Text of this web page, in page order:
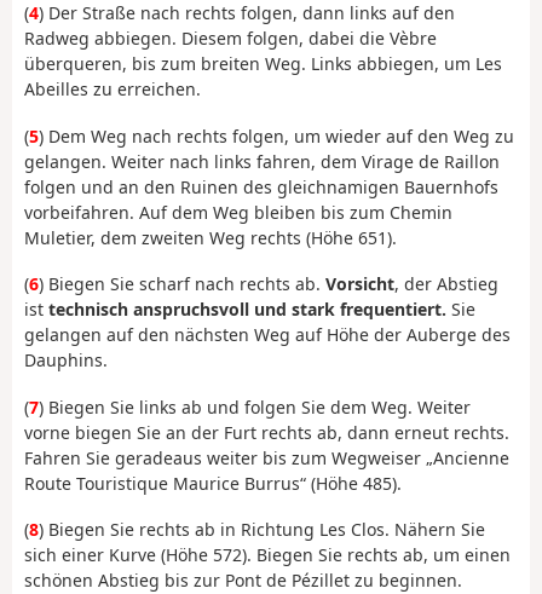
(4) Der Straße nach rechts folgen, dann links auf den
Radweg abbiegen. Diesem folgen, dabei die Vèbre
überqueren, bis zum breiten Weg. Links abbiegen, um Les
Abeilles zu erreichen.
(5) Dem Weg nach rechts folgen, um wieder auf den Weg zu
gelangen. Weiter nach links fahren, dem Virage de Raillon
folgen und an den Ruinen des gleichnamigen Bauernhofs
vorbeifahren. Auf dem Weg bleiben bis zum Chemin
Muletier, dem zweiten Weg rechts (Höhe 651).
(6) Biegen Sie scharf nach rechts ab. Vorsicht, der Abstieg
ist technisch anspruchsvoll und stark frequentiert. Sie
gelangen auf den nächsten Weg auf Höhe der Auberge des
Dauphins.
(7) Biegen Sie links ab und folgen Sie dem Weg. Weiter
vorne biegen Sie an der Furt rechts ab, dann erneut rechts.
Fahren Sie geradeaus weiter bis zum Wegweiser „Ancienne
Route Touristique Maurice Burrus“ (Höhe 485).
(8) Biegen Sie rechts ab in Richtung Les Clos. Nähern Sie
sich einer Kurve (Höhe 572). Biegen Sie rechts ab, um einen
schönen Abstieg bis zur Pont de Pézillet zu beginnen.